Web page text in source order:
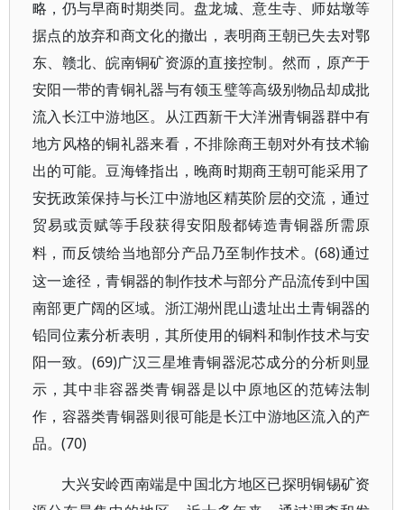
略，仍与早商时期类同。盘龙城、意生寺、师姑墩等
据点的放弃和商文化的撤出，表明商王朝已失去对鄂
东、赣北、皖南铜矿资源的直接控制。然而，原产于
安阳一带的青铜礼器与有领玉璧等高级别物品却成批
流入长江中游地区。从江西新干大洋洲青铜器群中有
地方风格的铜礼器来看，不排除商王朝对外有技术输
出的可能。豆海锋指出，晚商时期商王朝可能采用了
安抚政策保持与长江中游地区精英阶层的交流，通过
贸易或贡赋等手段获得安阳殷都铸造青铜器所需原
料，而反馈给当地部分产品乃至制作技术。(68)通过
这一途径，青铜器的制作技术与部分产品流传到中国
南部更广阔的区域。浙江湖州毘山遗址出土青铜器的
铅同位素分析表明，其所使用的铜料和制作技术与安
阳一致。(69)广汉三星堆青铜器泥芯成分的分析则显
示，其中非容器类青铜器是以中原地区的范铸法制
作，容器类青铜器则很可能是长江中游地区流入的产
品。(70)
大兴安岭西南端是中国北方地区已探明铜锡矿资